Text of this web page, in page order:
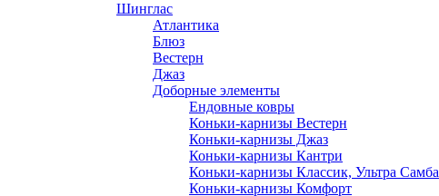
Шинглас
Атлантика
Блюз
Вестерн
Джаз
Доборные элементы
Ендовные ковры
Коньки-карнизы Вестерн
Коньки-карнизы Джаз
Коньки-карнизы Кантри
Коньки-карнизы Классик, Ультра Самба
Коньки-карнизы Комфорт